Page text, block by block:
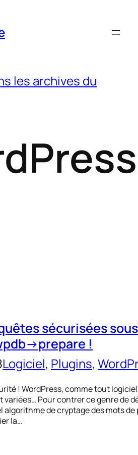
les archives du
sécurisées
>prepare !
Logiciel, Plugins,
! WordPress, comme tout
variées… Pour contrer ce genre de
algorithme de cryptage des mots
la…